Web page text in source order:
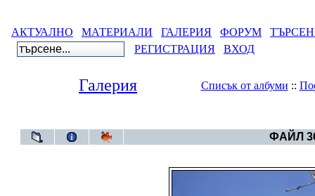
АКТУАЛНО МАТЕРИАЛИ ГАЛЕРИЯ ФОРУМ
РЕГИСТРАЦИЯ
ВХОД
Галерия Списък от албуми ::
ФАЙЛ